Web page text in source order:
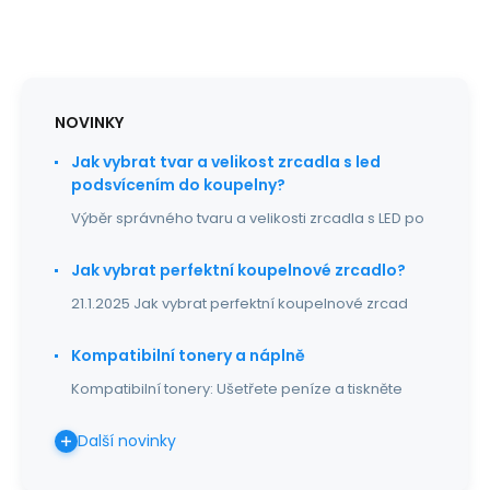
NOVINKY
Jak vybrat tvar a velikost zrcadla s led
podsvícením do koupelny?
Výběr správného tvaru a velikosti zrcadla s LED po
Jak vybrat perfektní koupelnové zrcadlo?
21.1.2025 Jak vybrat perfektní koupelnové zrcad
Kompatibilní tonery a náplně
Kompatibilní tonery: Ušetřete peníze a tiskněte
Další novinky